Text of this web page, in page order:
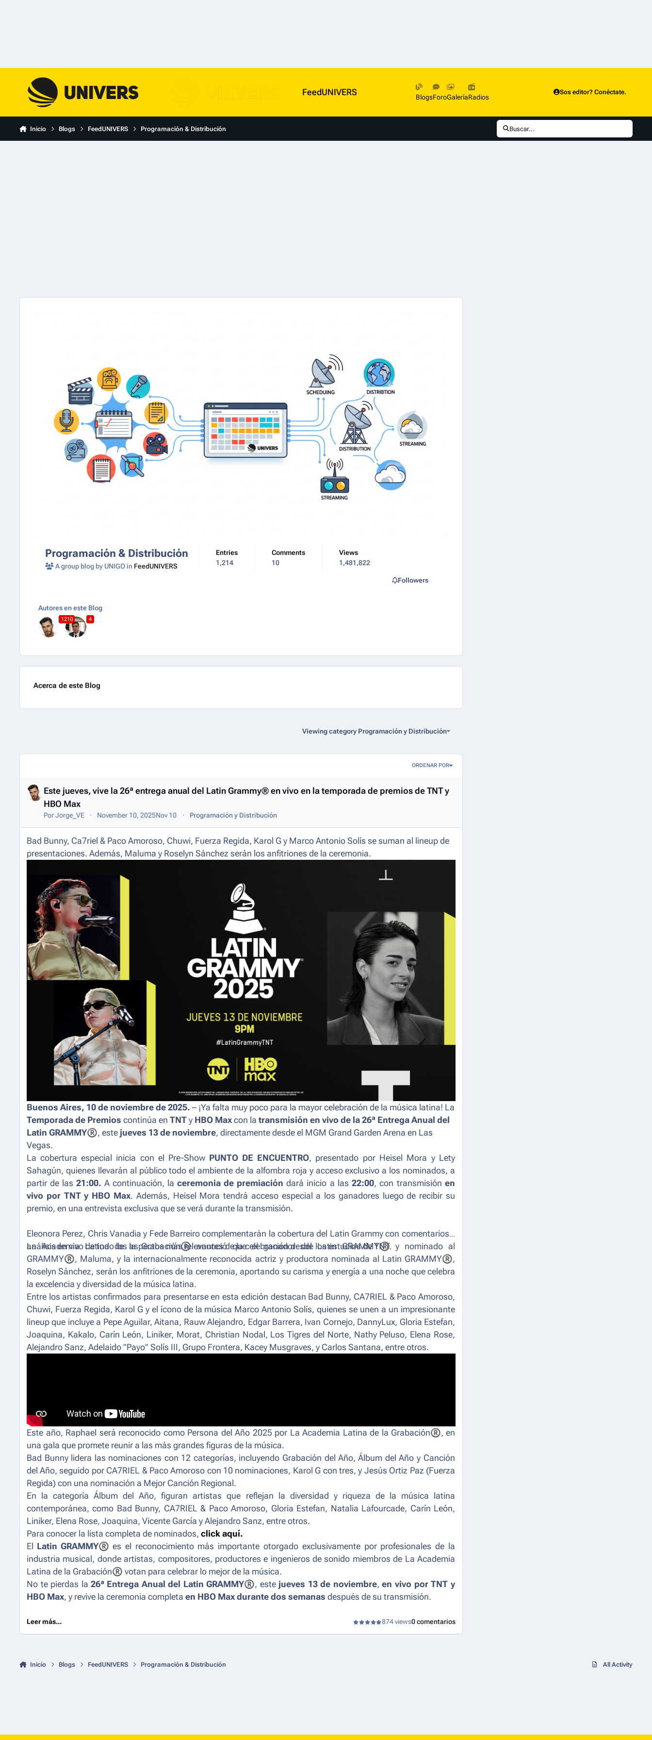
FeedUNIVERS BlogsForoGaleríaRadios
Sos editor? Conéctate.
Inicio Blogs FeedUNIVERS Programación & Distribución Buscar...
Programación & Distribución
A group blog by UNIGO in FeedUNIVERS
Entries
1,214
Comments
10
Views
1,481,822
Followers
Autores en este Blog
1210 4
Acerca de este Blog
Viewing category Programación y Distribución
Entries in this blog
ORDENAR POR
Este jueves, vive la 26ª entrega anual del Latin Grammy® en vivo en la temporada de premios de TNT y
HBO Max
PorJorge_VE November 10, 2025Nov 10 Programación y Distribución
Bad Bunny, Ca7riel & Paco Amoroso, Chuwi, Fuerza Regida, Karol G y Marco Antonio Solís se suman al lineup de
presentaciones. Además, Maluma y Roselyn Sánchez serán los anfitriones de la ceremonia.
Buenos Aires, 10 de noviembre de 2025. – ¡Ya falta muy poco para la mayor celebración de la música latina! La
Temporada de Premios continúa en TNT y HBO Max con la transmisión en vivo de la 26ª Entrega Anual del
Latin GRAMMY®, este jueves 13 de noviembre, directamente desde el MGM Grand Garden Arena en Las
Vegas.
La cobertura especial inicia con el Pre-Show PUNTO DE ENCUENTRO, presentado por Heisel Mora y Lety
Sahagún, quienes llevarán al público todo el ambiente de la alfombra roja y acceso exclusivo a los nominados, a
partir de las 21:00. A continuación, la ceremonia de premiación dará inicio a las 22:00, con transmisión en
vivo por TNT y HBO Max. Además, Heisel Mora tendrá acceso especial a los ganadores luego de recibir su
premio, en una entrevista exclusiva que se verá durante la transmisión.
Eleonora Perez, Chris Vanadia y Fede Barreiro complementarán la cobertura del Latin Grammy con comentarios y
análisis en vivo de todo los aspectos más relevantes de la celebración desde los estudios de TNT.
La Academia Latina de la Grabación®anunció que el ganador del Latin GRAMMY®y nominado al
GRAMMY®, Maluma, y la internacionalmente reconocida actriz y productora nominada al Latin GRAMMY®,
Roselyn Sánchez, serán los anfitriones de la ceremonia, aportando su carisma y energía a una noche que celebra
la excelencia y diversidad de la música latina.
Entre los artistas confirmados para presentarse en esta edición destacan Bad Bunny, CA7RIEL & Paco Amoroso,
Chuwi, Fuerza Regida, Karol G y el ícono de la música Marco Antonio Solís, quienes se unen a un impresionante
lineup que incluye a Pepe Aguilar, Aitana, Rauw Alejandro, Edgar Barrera, Ivan Cornejo, DannyLux, Gloria Estefan,
Joaquina, Kakalo, Carín León, Liniker, Morat, Christian Nodal, Los Tigres del Norte, Nathy Peluso, Elena Rose,
Alejandro Sanz, Adelaido "Payo" Solís III, Grupo Frontera, Kacey Musgraves, y Carlos Santana, entre otros.
Este año, Raphael será reconocido como Persona del Año 2025 por La Academia Latina de la Grabación®, en
una gala que promete reunir a las más grandes figuras de la música.
Bad Bunny lidera las nominaciones con 12 categorías, incluyendo Grabación del Año, Álbum del Año y Canción
del Año, seguido por CA7RIEL & Paco Amoroso con 10 nominaciones, Karol G con tres, y Jesús Ortiz Paz (Fuerza
Regida) con una nominación a Mejor Canción Regional.
En la categoría Álbum del Año, figuran artistas que reflejan la diversidad y riqueza de la música latina
contemporánea, como Bad Bunny, CA7RIEL & Paco Amoroso, Gloria Estefan, Natalia Lafourcade, Carín León,
Liniker, Elena Rose, Joaquina, Vicente García y Alejandro Sanz, entre otros.
Para conocer la lista completa de nominados, click aquí.
El Latin GRAMMY® es el reconocimiento más importante otorgado exclusivamente por profesionales de la
industria musical, donde artistas, compositores, productores e ingenieros de sonido miembros de La Academia
Latina de la Grabación® votan para celebrar lo mejor de la música.
No te pierdas la 26ª Entrega Anual del Latin GRAMMY®, este jueves 13 de noviembre, en vivo por TNT y
HBO Max, y revive la ceremonia completa en HBO Max durante dos semanas después de su transmisión.
Leer más... 874 views0 comentarios
Inicio Blogs FeedUNIVERS Programación & Distribución All Activity